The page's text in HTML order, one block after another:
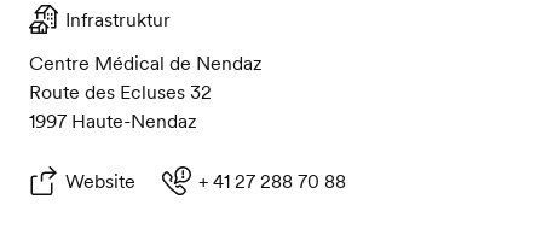
Infrastruktur
Centre Médical de Nendaz
Route des Ecluses 32
1997 Haute-Nendaz
Website + 41 27 288 70 88